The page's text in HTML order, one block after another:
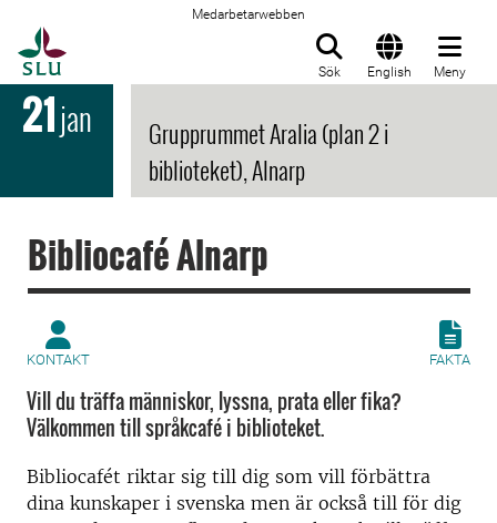
Medarbetarwebben
Sök English Meny
21jan
Grupprummet Aralia (plan 2 i
biblioteket), Alnarp
Bibliocafé Alnarp
KONTAKT FAKTA
Vill du träffa människor, lyssna, prata eller fika?
Välkommen till språkcafé i biblioteket.
Bibliocafét riktar sig till dig som vill förbättra
dina kunskaper i svenska men är också till för dig